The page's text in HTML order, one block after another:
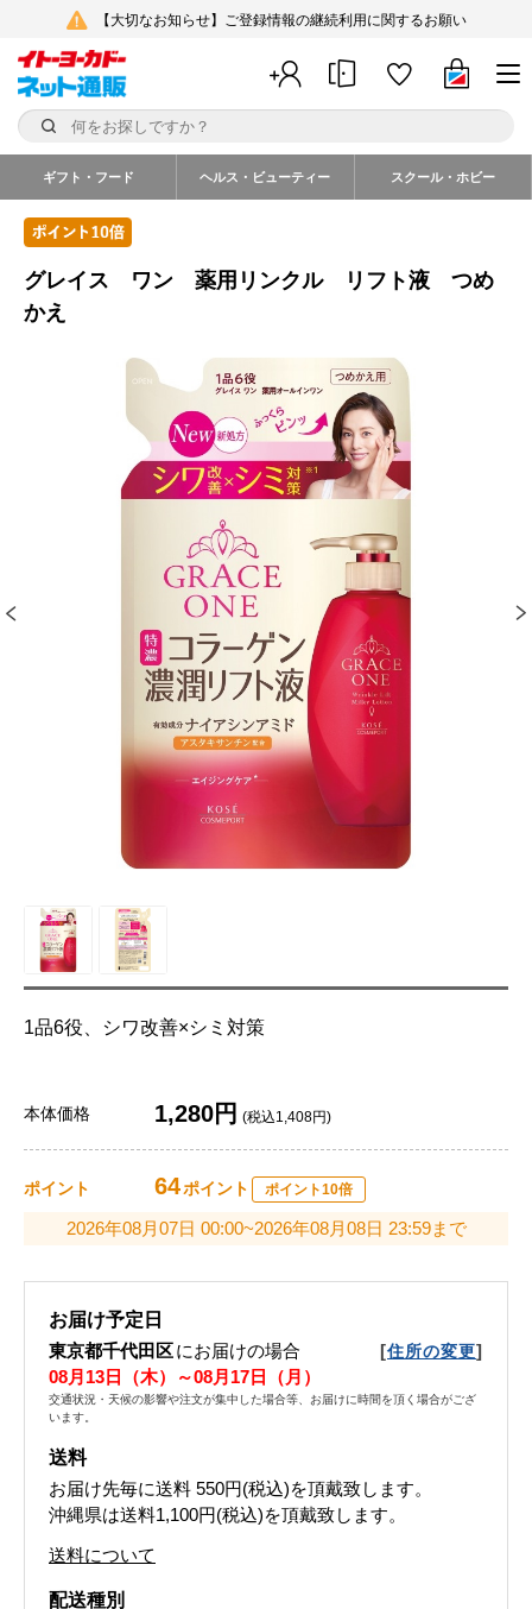
【大切なお知らせ】ご登録情報の継続利用に関するお願い
ギフト・フード ヘルス・ビューティー スクール・ホビー
グレイス ワン 薬用リンクル リフト液 つめ
かえ
1品6役、シワ改善×シミ対策
本体価格 1,280円 (税込1,408円)
ポイント 64ポイント ポイント10倍
2026年08月07日 00:00~2026年08月08日 23:59まで
お届け予定日
東京都千代田区にお届けの場合 [住所の変更]
08月13日（木）～08月17日（月）
交通状況・天候の影響や注文が集中した場合等、お届けに時間を頂く場合がござ
います。
送料
お届け先毎に送料 550円(税込)を頂戴致します。
沖縄県は送料1,100円(税込)を頂戴致します。
送料について
配送種別